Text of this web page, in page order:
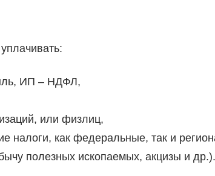
ИП – НДФЛ,
или физлиц,
налоги, как федеральные, так и
полезных ископаемых, акцизы и др.).